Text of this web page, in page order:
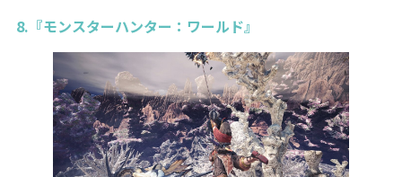
8.『モンスターハンター：ワールド』